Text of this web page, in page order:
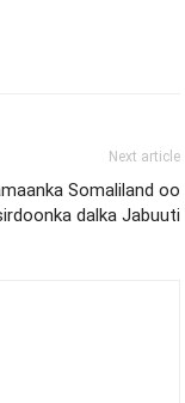
Next article
Somaliland oo
dalka Jabuuti